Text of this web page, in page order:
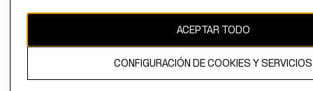
ACEPTAR TODO
CONFIGURACIÓN DE COOKIES Y SERVICIOS